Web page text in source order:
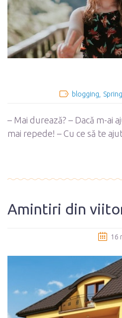
blogging
– Mai durează? – Dacă m-ai
mai repede! – Cu ce să te
Amintiri din
16